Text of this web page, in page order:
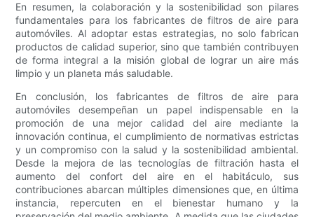
En resumen, la colaboración y la sostenibilidad son pilares
fundamentales para los fabricantes de filtros de aire para
automóviles. Al adoptar estas estrategias, no solo fabrican
productos de calidad superior, sino que también contribuyen
de forma integral a la misión global de lograr un aire más
limpio y un planeta más saludable.
En conclusión, los fabricantes de filtros de aire para
automóviles desempeñan un papel indispensable en la
promoción de una mejor calidad del aire mediante la
innovación continua, el cumplimiento de normativas estrictas
y un compromiso con la salud y la sostenibilidad ambiental.
Desde la mejora de las tecnologías de filtración hasta el
aumento del confort del aire en el habitáculo, sus
contribuciones abarcan múltiples dimensiones que, en última
instancia, repercuten en el bienestar humano y la